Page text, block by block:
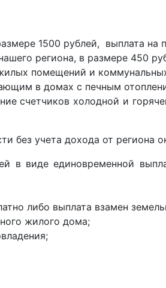
1500 рублей, выплата на
региона, в размере 450
помещений и
в домах с печным
счетчиков холодной и
без учета дохода от региона
в виде единовременной
либо выплата взамен
жилого дома;